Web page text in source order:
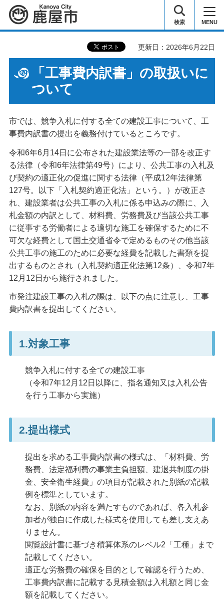
鹿屋市 検索 MENU
更新日：2026年6月22日
「工事費内訳書」の取扱いに
ついて
市では、競争入札に付する全ての建設工事について、工
事費内訳書の提出を義務付けているところです。
令和6年6月14日に公布された建設業法等の一部を改正す
る法律（令和6年法律第49号）により、公共工事の入札及
び契約の適正化の促進に関する法律（平成12年法律第
127号。以下「入札契約適正化法」という。）が改正さ
れ、建設業者は公共工事の入札に係る申込みの際に、入
札金額の内訳として、材料費、労務費及び当該公共工事
に従事する労働者による適切な施工を確保するために不
可欠な経費として国土交通省令で定めるものその他当該
公共工事の施工のために必要な経費を記載した書類を提
出するものとされ（入札契約適正化法第12条）、令和7年
12月12日から施行されました。
市発注建設工事の入札の際は、以下の点に注意し、工事
費内訳書を提出してください。
1.対象工事
競争入札に付する全ての建設工事
（令和7年12月12日以降に、指名通知又は入札公告
を行う工事から実施）
2.提出様式
提出を求める工事費内訳書の様式は、「材料費、労
務費、法定福利費の事業主負担額、建退共制度の掛
金、安全衛生経費」の項目が記載された別紙の記載
例を標準としています。
なお、別紙の内容を満たすものであれば、各入札参
加者が独自に作成した様式を使用しても差し支えあ
りません。
閲覧設計書に基づき積算体系のレベル2「工種」まで
記載してください。
適正な労務費の確保を目的として確認を行うため、
工事費内訳書に記載する見積金額は入札額と同じ金
額を記載してください。